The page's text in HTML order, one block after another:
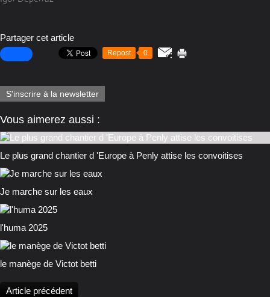
Partager cet article
Repost 0
S'inscrire à la newsletter
Vous aimerez aussi :
Le plus grand chantier d 'Europe à Penly attise les convoitises
Je marche sur les eaux
l'huma 2025
le manège de Victot betti
Article précédent